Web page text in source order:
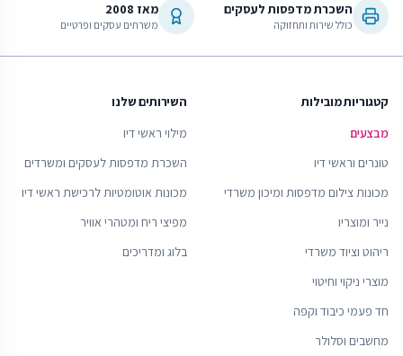
השכרת מדפסות לעסקים
כולל שירות ותחזוקה
מאז 2008
משרתים עסקים ופרטיים
קטגוריות מובילות
מבצעים
טונרים וראשי דיו
מכונות צילום מדפסות ומיכון משרדי
נייר ומוצריו
ריהוט וציוד משרדי
מוצרי ניקוי וחיטוי
חד פעמי כיבוד וקפה
מחשבים וסלולר
השירותים שלנו
מילוי ראשי דיו
השכרת מדפסות לעסקים ומשרדים
מכונות אוטומטיות לרכישת ראשי דיו
מפיצי ריח ומטהרי אוויר
בלוג ומדריכים